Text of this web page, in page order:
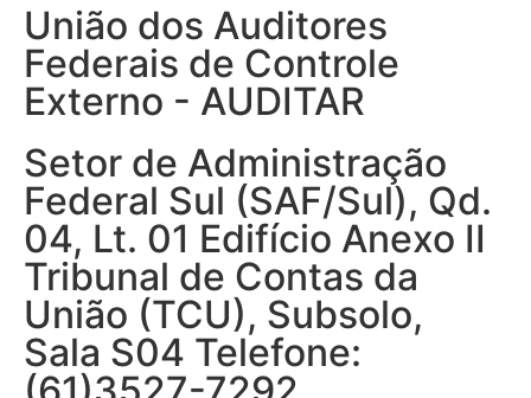
União dos Auditores
Federais de Controle
Externo - AUDITAR
Setor de Administração
Federal Sul (SAF/Sul), Qd.
04, Lt. 01 Edifício Anexo II
Tribunal de Contas da
União (TCU), Subsolo,
Sala S04 Telefone: